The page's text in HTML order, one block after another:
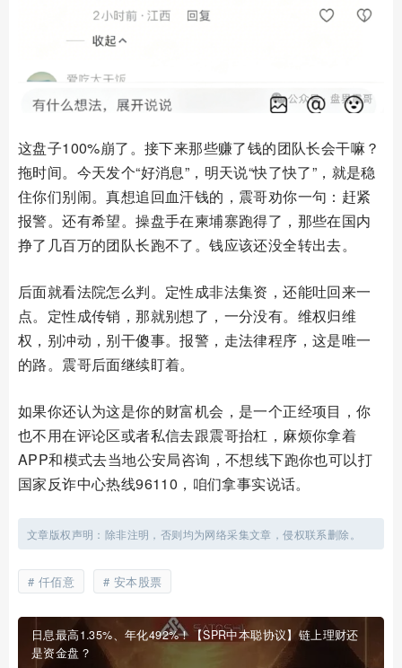
这盘子100%崩了。接下来那些赚了钱的团队长会干嘛？
拖时间。今天发个“好消息”，明天说“快了快了”，就是稳
住你们别闹。真想追回血汗钱的，震哥劝你一句：赶紧
报警。还有希望。操盘手在柬埔寨跑得了，那些在国内
挣了几百万的团队长跑不了。钱应该还没全转出去。
后面就看法院怎么判。定性成非法集资，还能吐回来一
点。定性成传销，那就别想了，一分没有。维权归维
权，别冲动，别干傻事。报警，走法律程序，这是唯一
的路。震哥后面继续盯着。
如果你还认为这是你的财富机会，是一个正经项目，你
也不用在评论区或者私信去跟震哥抬杠，麻烦你拿着
APP和模式去当地公安局咨询，不想线下跑你也可以打
国家反诈中心热线96110，咱们拿事实说话。
文章版权声明：除非注明，否则均为网络采集文章，侵权联系删除。
仟佰意 安本股票
日息最高1.35%、年化492%！【SPR中本聪协议】链上理财还
是资金盘？